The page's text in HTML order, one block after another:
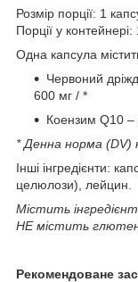
Розмір порції: 1
Порції у контейнері:
Одна капсула
Червоний
600 мг / *
Коензим Q10 –
* Денна норма (DV)
Інші інгредієнти:
целюлози), лейцин.
Містить
НЕ містить
Рекомендоване